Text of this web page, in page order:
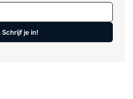
Schrijf je in!